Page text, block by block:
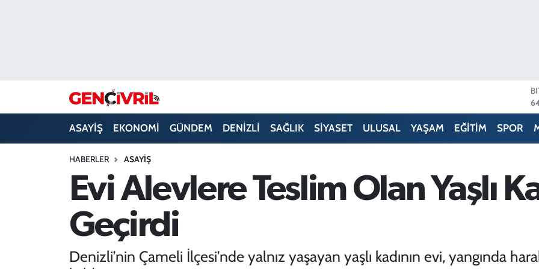
ASAYİŞ EKONOMİ GÜNDEM DENİZLİ SAĞLIK SİYASET ULUSAL YAŞAM EĞİTİM SPOR
HABERLER ASAYİŞ
Evi Alevlere Teslim Olan Yaşlı
Geçirdi
Denizli’nin Çameli İlçesi’nde yalnız yaşayan yaşlı kadının evi, yangında
ULUSAL
SİYASET
Süper Lig Puan Durumu ve Fikstür
Haber Arşivi